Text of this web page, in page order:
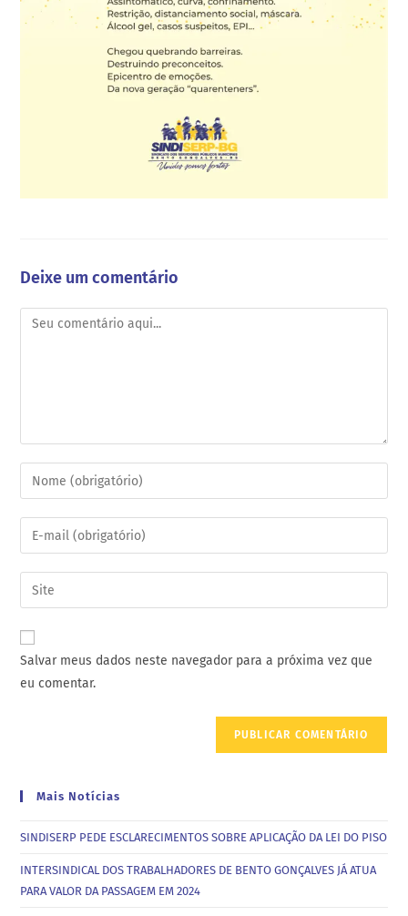
Deixe um comentário
Salvar meus dados neste navegador para a próxima vez que
eu comentar.
Mais Notícias
SINDISERP PEDE ESCLARECIMENTOS SOBRE APLICAÇÃO DA LEI DO PISO
INTERSINDICAL DOS TRABALHADORES DE BENTO GONÇALVES JÁ ATUA
PARA VALOR DA PASSAGEM EM 2024